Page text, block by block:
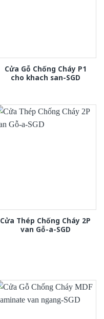
Cửa Gỗ Chống Cháy P1
cho khach san-SGD
Cửa Thép Chống Cháy 2P
van Gỗ-a-SGD